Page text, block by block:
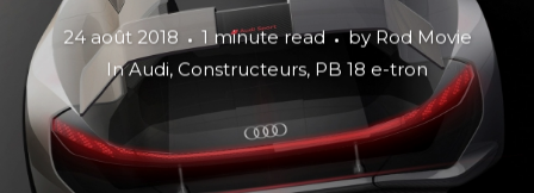
24 août 2018 1 minute read byRod Movie
InAudi, Constructeurs, PB 18 e-tron